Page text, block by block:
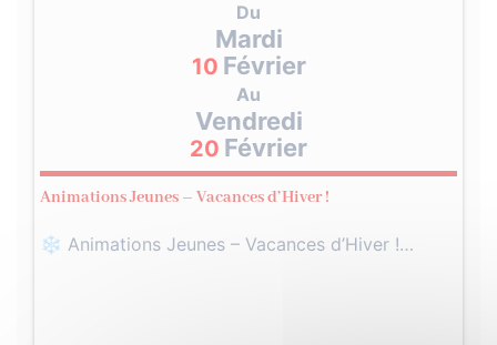
Du
Mardi
10 Février
Au
Vendredi
20 Février
Animations Jeunes – Vacances d’Hiver !
❄️ Animations Jeunes – Vacances d’Hiver !…